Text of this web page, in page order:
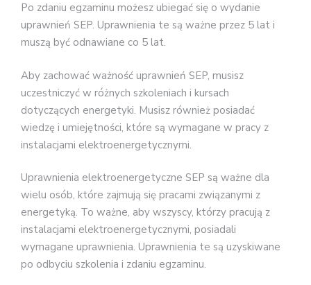
Po zdaniu egzaminu możesz ubiegać się o wydanie
uprawnień SEP. Uprawnienia te są ważne przez 5 lat i
muszą być odnawiane co 5 lat.
Aby zachować ważność uprawnień SEP, musisz
uczestniczyć w różnych szkoleniach i kursach
dotyczących energetyki. Musisz również posiadać
wiedzę i umiejętności, które są wymagane w pracy z
instalacjami elektroenergetycznymi.
Uprawnienia elektroenergetyczne SEP są ważne dla
wielu osób, które zajmują się pracami związanymi z
energetyką. To ważne, aby wszyscy, którzy pracują z
instalacjami elektroenergetycznymi, posiadali
wymagane uprawnienia. Uprawnienia te są uzyskiwane
po odbyciu szkolenia i zdaniu egzaminu.